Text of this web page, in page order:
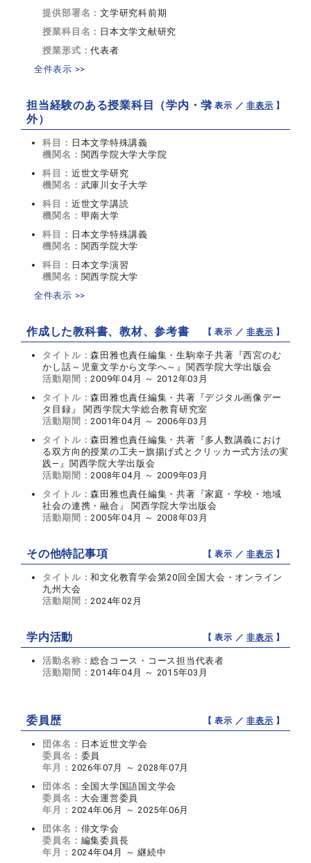
提供部署名：文学研究科前期
授業科目名： 日本文学文献研究
授業形式：代表者
全件表示 >>
担当経験のある授業科目（学内・学
外）
【 表示 ／非表示 】
科目： 日本文学特殊講義
機関名： 関西学院大学大学院
科目： 近世文学研究
機関名： 武庫川女子大学
科目： 近世文学講読
機関名： 甲南大学
科目： 日本文学特殊講義
機関名： 関西学院大学
科目： 日本文学演習
機関名： 関西学院大学
全件表示 >>
作成した教科書、教材、参考書 【 表示 ／非表示 】
タイトル：森田雅也責任編集・生駒幸子共著『西宮のむ
かし話～児童文学から文学へ～』関西学院大学出版会
活動期間：2009年04月 ～ 2012年03月
タイトル：森田雅也責任編集・共著『デジタル画像デー
タ目録』 関西学院大学総合教育研究室
活動期間：2001年04月 ～ 2006年03月
タイトル：森田雅也責任編集・共著『多人数講義におけ
る双方向的授業の工夫―旗揚げ式とクリッカー式方法の実
践―』関西学院大学出版会
活動期間：2008年04月 ～ 2009年03月
タイトル：森田雅也責任編集・共著『家庭・学校・地域
社会の連携・融合』 関西学院大学出版会
活動期間：2005年04月 ～ 2008年03月
その他特記事項 【 表示 ／非表示 】
タイトル：和文化教育学会第20回全国大会・オンライン
九州大会
活動期間：2024年02月
学内活動 【 表示 ／非表示 】
活動名称：総合コース・コース担当代表者
活動期間：2014年04月 ～ 2015年03月
委員歴 【 表示 ／非表示 】
団体名： 日本近世文学会
委員名： 委員
年月： 2026年07月 ～ 2028年07月
団体名： 全国大学国語国文学会
委員名： 大会運営委員
年月： 2024年06月 ～ 2025年06月
団体名： 俳文学会
委員名： 編集委員長
年月： 2024年04月 ～ 継続中